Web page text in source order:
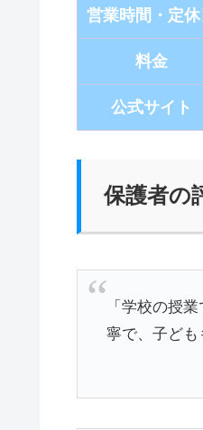
営業時間・定休
料金
公式サイト
保護者の
「学校の授
寧で、子ども